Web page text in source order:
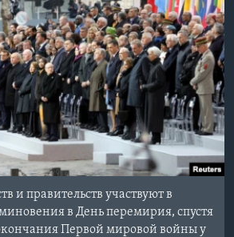
и правительств участвуют в
в День перемирия, спустя
Первой мировой войны у